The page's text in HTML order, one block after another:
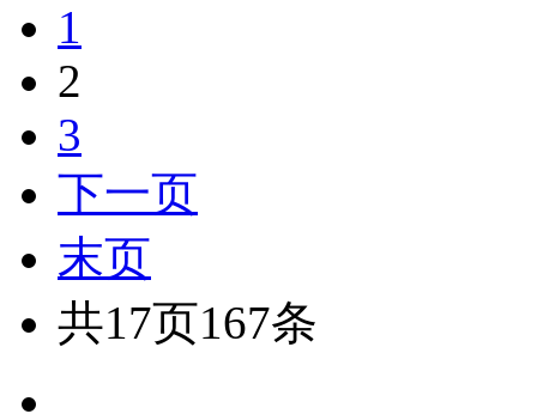
1
2
3
下一页
末页
共17页167条